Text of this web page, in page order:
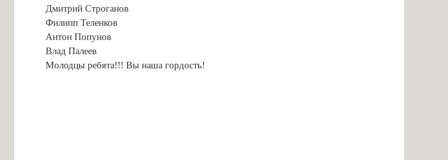
Дмитрий Строганов
Филипп Теленков
Антон Попунов
Влад Палеев
Молодцы ребята!!! Вы наша гордость!